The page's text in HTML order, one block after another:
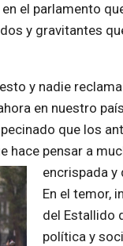
el parlamento
y gravitantes
y nadie
en nuestro
que los
hace pensar a
encrispada y
En el temor,
del Estallido
política y